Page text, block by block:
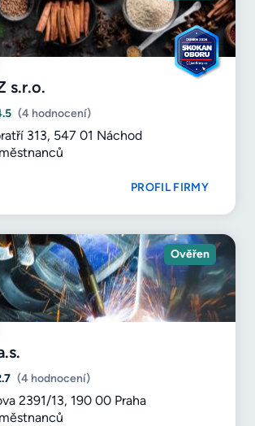
s.r.o.
(4 hodnocení)
313, 547 01 Náchod
PROFIL FIRMY
Ověřen
(4 hodnocení)
2391/13, 190 00 Praha